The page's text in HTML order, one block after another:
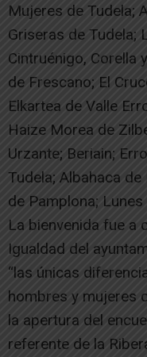
Mujeres de Tudela;
Griseras de Tudela;
Cintruénigo, Corella
de Frescano; El
Elkartea de Valle
Haize Morea de
Urzante; Beriain;
Tudela; Albahaca
de Pamplona;
La bienvenida fue a
Igualdad del
“las únicas
hombres y mujeres
la apertura del
referente de la